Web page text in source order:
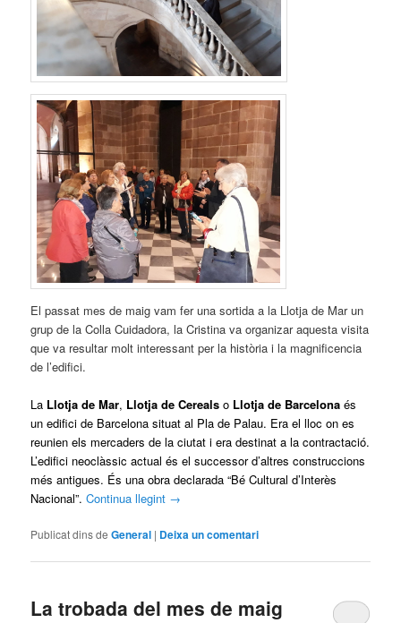
El passat mes de maig vam fer una sortida a la Llotja de Mar un
grup de la Colla Cuidadora, la Cristina va organizar aquesta visita
que va resultar molt interessant per la història i la magnificencia
de l’edifici.
La Llotja de Mar, Llotja de Cereals o Llotja de Barcelona és
un edifici de Barcelona situat al Pla de Palau. Era el lloc on es
reunien els mercaders de la ciutat i era destinat a la contractació.
L’edifici neoclàssic actual és el successor d’altres construccions
més antigues. És una obra declarada “Bé Cultural d’Interès
Nacional”. Continua llegint →
Publicat dins de General | Deixa un comentari
La trobada del mes de maig